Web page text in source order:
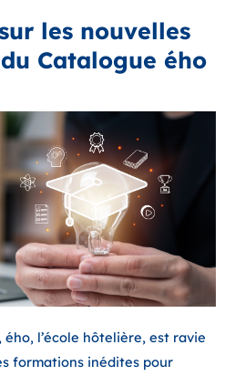
les nouvelles
Catalogue ého
ého, l’école hôtelière, est ravie
formations inédites pour